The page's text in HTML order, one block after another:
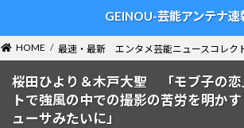
ン
ツ
ー
シ
GEINOU-芸能アンテナ速
HOME 最速・最新 エンタメ芸能ニュースコレク
桜田ひより＆木戸大聖 「モブ子の恋
トで強風の中での撮影の苦労を明か
ューサみたいに」